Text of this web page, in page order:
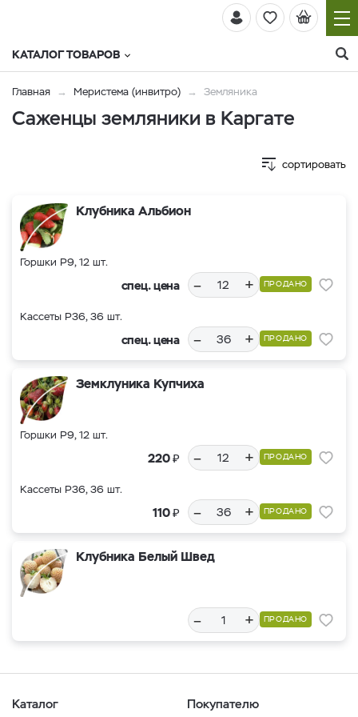
КАТАЛОГ ТОВАРОВ
Главная Меристема (инвитро) Земляника
Саженцы земляники в Каргате
сортировать
Клубника Альбион
Горшки Р9, 12 шт.
спец. цена – + ПРОДАНО
Кассеты Р36, 36 шт.
спец. цена – + ПРОДАНО
Земклуника Купчиха
Горшки Р9, 12 шт.
220₽ – + ПРОДАНО
Кассеты Р36, 36 шт.
110₽ – + ПРОДАНО
Клубника Белый Швед
– + ПРОДАНО
Каталог Покупателю